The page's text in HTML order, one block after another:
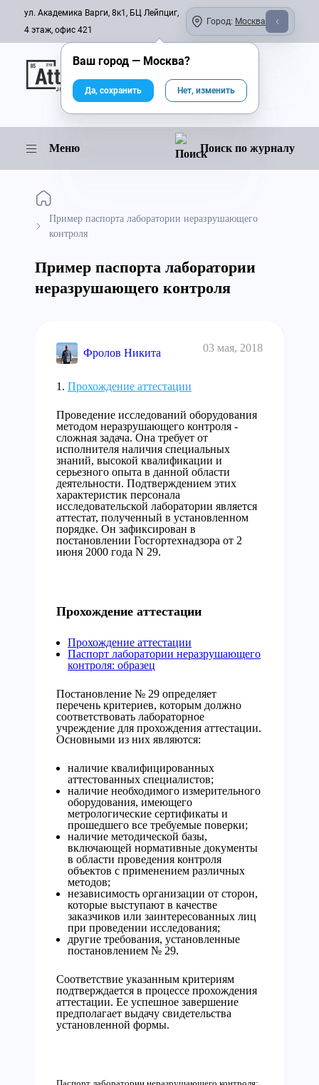
ул. Академика Варги, 8к1, БЦ Лейпциг,
4 этаж, офис 421
Город: Москва
Онлайн-журнал
Меню Поиск по журналу
Пример паспорта лаборатории неразрушающего
контроля
Пример паспорта лаборатории
неразрушающего контроля
Фролов Никита 03 мая, 2018
Прохождение аттестации
Проведение исследований оборудования
методом неразрушающего контроля -
сложная задача. Она требует от
исполнителя наличия специальных
знаний, высокой квалификации и
серьезного опыта в данной области
деятельности. Подтверждением этих
характеристик персонала
исследовательской лаборатории является
аттестат, полученный в установленном
порядке. Он зафиксирован в
постановлении Госгортехнадзора от 2
июня 2000 года N 29.
Прохождение аттестации
Прохождение аттестации
Паспорт лаборатории неразрушающего
контроля: образец
Постановление № 29 определяет
перечень критериев, которым должно
соответствовать лабораторное
учреждение для прохождения аттестации.
Основными из них являются:
наличие квалифицированных
аттестованных специалистов;
наличие необходимого измерительного
оборудования, имеющего
метрологические сертификаты и
прошедшего все требуемые поверки;
наличие методической базы,
включающей нормативные документы
в области проведения контроля
объектов с применением различных
методов;
независимость организации от сторон,
которые выступают в качестве
заказчиков или заинтересованных лиц
при проведении исследования;
другие требования, установленные
постановлением № 29.
Соответствие указанным критериям
подтверждается в процессе прохождения
аттестации. Ее успешное завершение
предполагает выдачу свидетельства
установленной формы.
Ваш город — Москва?
Да, сохранить Нет, изменить